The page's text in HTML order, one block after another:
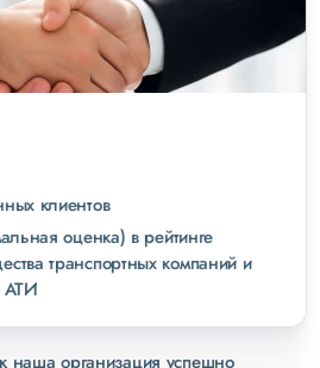
клиентов
оценка) в рейтинге
транспортных компаний и
АТИ
наша организация успешно